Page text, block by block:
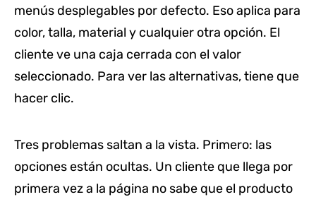
menús desplegables por defecto. Eso aplica para
color, talla, material y cualquier otra opción. El
cliente ve una caja cerrada con el valor
seleccionado. Para ver las alternativas, tiene que
hacer clic.
Tres problemas saltan a la vista. Primero: las
opciones están ocultas. Un cliente que llega por
primera vez a la página no sabe que el producto